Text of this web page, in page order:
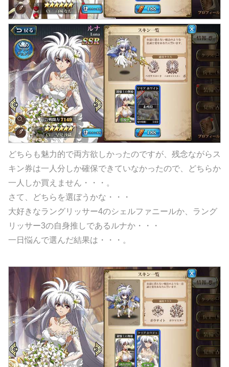
どちらも魅力的で両方欲しかったのですが、残念ながらス
キン券は一人分しか確保できていなかったので、どちらか
一人しか買えません・・・。
さて、どちらを選ぼうかな・・・
大好きなラングリッサー4のシェルファニールか、ラング
リッサー3の自身推しであるルナか・・・
一日悩んで選んだ結果は・・・。